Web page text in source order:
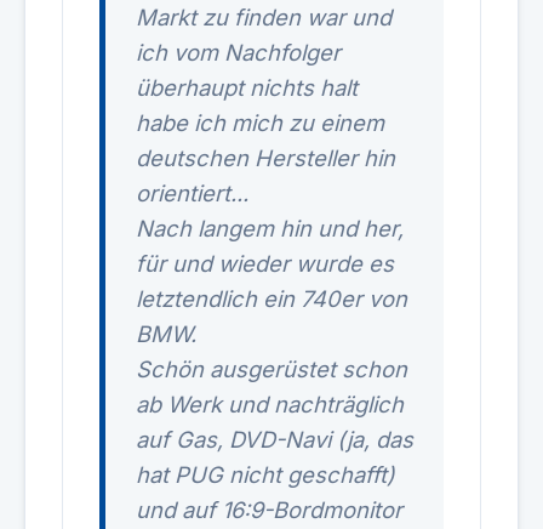
Markt zu finden war und
ich vom Nachfolger
überhaupt nichts halt
habe ich mich zu einem
deutschen Hersteller hin
orientiert...
Nach langem hin und her,
für und wieder wurde es
letztendlich ein 740er von
BMW.
Schön ausgerüstet schon
ab Werk und nachträglich
auf Gas, DVD-Navi (ja, das
hat PUG nicht geschafft)
und auf 16:9-Bordmonitor